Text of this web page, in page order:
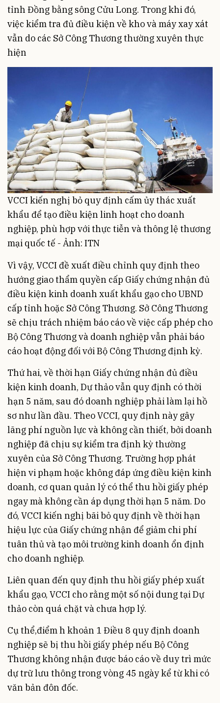
tỉnh Đồng bằng sông Cửu Long. Trong khi đó,
việc kiểm tra đủ điều kiện về kho và máy xay xát
vẫn do các Sở Công Thương thường xuyên thực
hiện
VCCI kiến nghị bỏ quy định cấm ủy thác xuất
khẩu để tạo điều kiện linh hoạt cho doanh
nghiệp, phù hợp với thực tiễn và thông lệ thương
mại quốc tế - Ảnh: ITN
Vì vậy, VCCI đề xuất điều chỉnh quy định theo
hướng giao thẩm quyền cấp Giấy chứng nhận đủ
điều kiện kinh doanh xuất khẩu gạo cho UBND
cấp tỉnh hoặc Sở Công Thương. Sở Công Thương
sẽ chịu trách nhiệm báo cáo về việc cấp phép cho
Bộ Công Thương và doanh nghiệp vẫn phải báo
cáo hoạt động đối với Bộ Công Thương định kỳ.
Thứ hai, về thời hạn Giấy chứng nhận đủ điều
kiện kinh doanh, Dự thảo vẫn quy định có thời
hạn 5 năm, sau đó doanh nghiệp phải làm lại hồ
sơ như lần đầu. Theo VCCI, quy định này gây
lãng phí nguồn lực và không cần thiết, bởi doanh
nghiệp đã chịu sự kiểm tra định kỳ thường
xuyên của Sở Công Thương. Trường hợp phát
hiện vi phạm hoặc không đáp ứng điều kiện kinh
doanh, cơ quan quản lý có thể thu hồi giấy phép
ngay mà không cần áp dụng thời hạn 5 năm. Do
đó, VCCI kiến nghị bãi bỏ quy định về thời hạn
hiệu lực của Giấy chứng nhận để giảm chi phí
tuân thủ và tạo môi trường kinh doanh ổn định
cho doanh nghiệp.
Liên quan đến quy định thu hồi giấy phép xuất
khẩu gạo, VCCI cho rằng một số nội dung tại Dự
thảo còn quá chặt và chưa hợp lý.
Cụ thể,điểm h khoản 1 Điều 8 quy định doanh
nghiệp sẽ bị thu hồi giấy phép nếu Bộ Công
Thương không nhận được báo cáo về duy trì mức
dự trữ lưu thông trong vòng 45 ngày kể từ khi có
văn bản đôn đốc.